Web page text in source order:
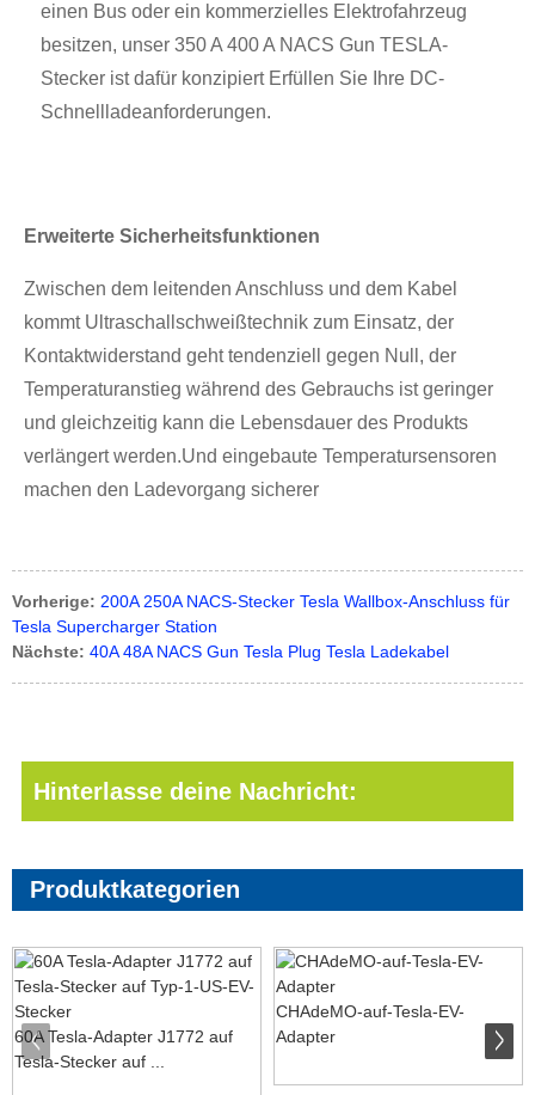
einen Bus oder ein kommerzielles Elektrofahrzeug
besitzen, unser 350 A 400 A NACS Gun TESLA-
Stecker ist dafür konzipiert Erfüllen Sie Ihre DC-
Schnellladeanforderungen.
Erweiterte Sicherheitsfunktionen
Zwischen dem leitenden Anschluss und dem Kabel
kommt Ultraschallschweißtechnik zum Einsatz, der
Kontaktwiderstand geht tendenziell gegen Null, der
Temperaturanstieg während des Gebrauchs ist geringer
und gleichzeitig kann die Lebensdauer des Produkts
verlängert werden.Und eingebaute Temperatursensoren
machen den Ladevorgang sicherer
Vorherige: 200A 250A NACS-Stecker Tesla Wallbox-Anschluss für
Tesla Supercharger Station
Nächste: 40A 48A NACS Gun Tesla Plug Tesla Ladekabel
Hinterlasse deine Nachricht:
Produktkategorien
60A Tesla-Adapter J1772 auf
Tesla-Stecker auf ...
CHAdeMO-auf-Tesla-EV-
Adapter